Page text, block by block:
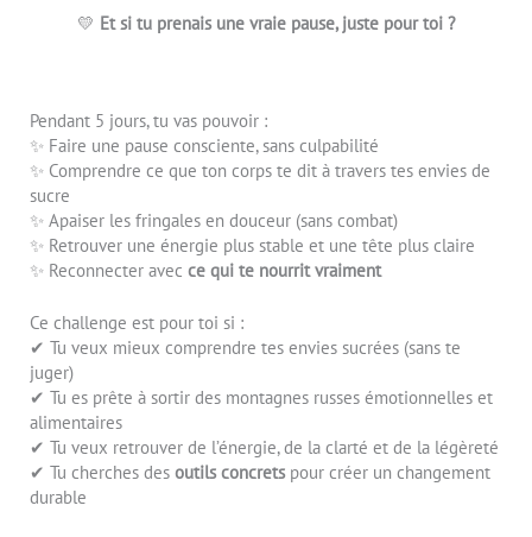
💛 Et si tu prenais une vraie pause, juste pour toi ?
Pendant 5 jours, tu vas pouvoir :
✨ Faire une pause consciente, sans culpabilité
✨ Comprendre ce que ton corps te dit à travers tes envies de
sucre
✨ Apaiser les fringales en douceur (sans combat)
✨ Retrouver une énergie plus stable et une tête plus claire
✨ Reconnecter avec ce qui te nourrit vraiment
Ce challenge est pour toi si :
✔ Tu veux mieux comprendre tes envies sucrées (sans te
juger)
✔ Tu es prête à sortir des montagnes russes émotionnelles et
alimentaires
✔ Tu veux retrouver de l’énergie, de la clarté et de la légèreté
✔ Tu cherches des outils concretspour créer un changement
durable